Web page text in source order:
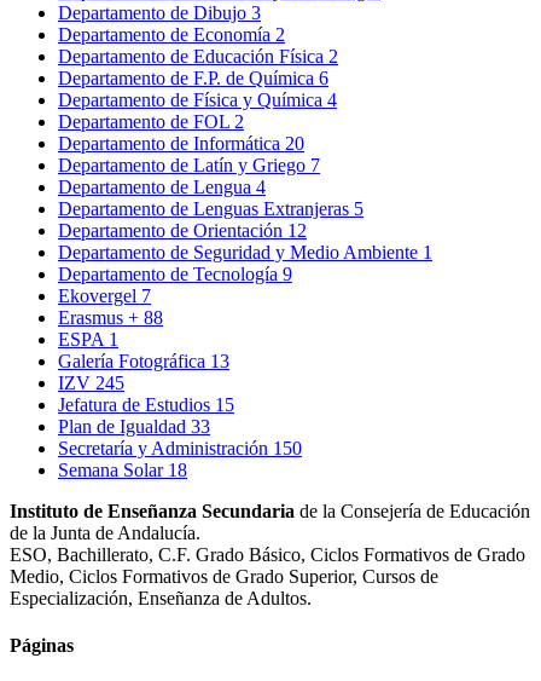
Departamento de Dibujo 3
Departamento de Economía 2
Departamento de Educación Física 2
Departamento de F.P. de Química 6
Departamento de Física y Química 4
Departamento de FOL 2
Departamento de Informática 20
Departamento de Latín y Griego 7
Departamento de Lengua 4
Departamento de Lenguas Extranjeras 5
Departamento de Orientación 12
Departamento de Seguridad y Medio Ambiente 1
Departamento de Tecnología 9
Ekovergel 7
Erasmus + 88
ESPA 1
Galería Fotográfica 13
IZV 245
Jefatura de Estudios 15
Plan de Igualdad 33
Secretaría y Administración 150
Semana Solar 18
Instituto de Enseñanza Secundaria de la Consejería de Educación
de la Junta de Andalucía.
ESO, Bachillerato, C.F. Grado Básico, Ciclos Formativos de Grado
Medio, Ciclos Formativos de Grado Superior, Cursos de
Especialización, Enseñanza de Adultos.
Páginas